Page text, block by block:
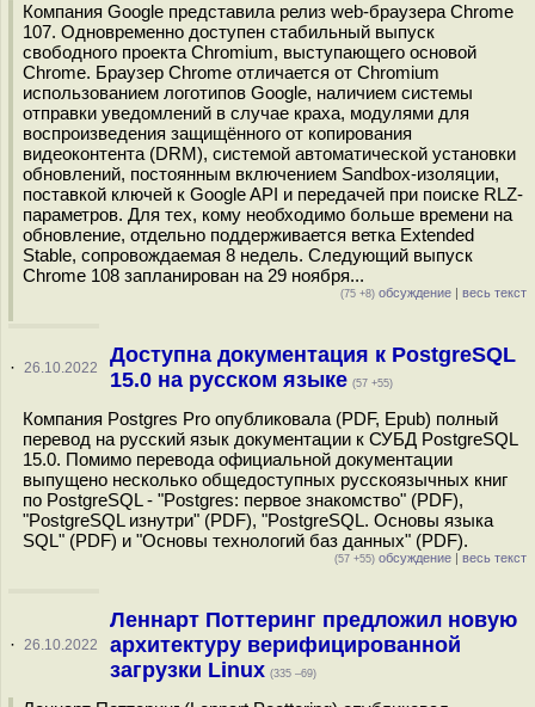
Компания Google представила релиз web-браузера Chrome
107. Одновременно доступен стабильный выпуск
свободного проекта Chromium, выступающего основой
Chrome. Браузер Chrome отличается от Chromium
использованием логотипов Google, наличием системы
отправки уведомлений в случае краха, модулями для
воспроизведения защищённого от копирования
видеоконтента (DRM), системой автоматической установки
обновлений, постоянным включением Sandbox-изоляции,
поставкой ключей к Google API и передачей при поиске RLZ-
параметров. Для тех, кому необходимо больше времени на
обновление, отдельно поддерживается ветка Extended
Stable, сопровождаемая 8 недель. Следующий выпуск
Chrome 108 запланирован на 29 ноября...
(75 +8) обсуждение | весь текст
· 26.10.2022
Доступна документация к PostgreSQL
15.0 на русском языке (57 +55)
Компания Postgres Pro опубликовала (PDF, Epub) полный
перевод на русский язык документации к СУБД PostgreSQL
15.0. Помимо перевода официальной документации
выпущено несколько общедоступных русскоязычных книг
по PostgreSQL - "Postgres: первое знакомство" (PDF),
"PostgreSQL изнутри" (PDF), "PostgreSQL. Основы языка
SQL" (PDF) и "Основы технологий баз данных" (PDF).
(57 +55) обсуждение | весь текст
· 26.10.2022
Леннарт Поттеринг предложил новую
архитектуру верифицированной
загрузки Linux (335 –69)